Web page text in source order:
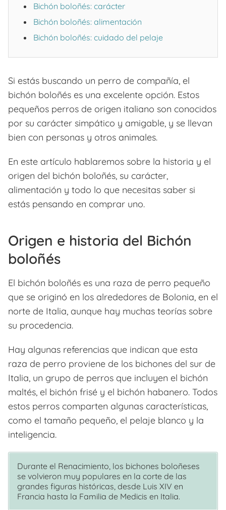
Bichón boloñés: carácter
Bichón boloñés: alimentación
Bichón boloñés: cuidado del pelaje
Si estás buscando un perro de compañía, el
bichón boloñés es una excelente opción. Estos
pequeños perros de origen italiano son conocidos
por su carácter simpático y amigable, y se llevan
bien con personas y otros animales.
En este artículo hablaremos sobre la historia y el
origen del bichón boloñés, su carácter,
alimentación y todo lo que necesitas saber si
estás pensando en comprar uno.
Origen e historia del Bichón
boloñés
El bichón boloñés es una raza de perro pequeño
que se originó en los alrededores de Bolonia, en el
norte de Italia, aunque hay muchas teorías sobre
su procedencia.
Hay algunas referencias que indican que esta
raza de perro proviene de los bichones del sur de
Italia, un grupo de perros que incluyen el bichón
maltés, el bichón frisé y el bichón habanero. Todos
estos perros comparten algunas características,
como el tamaño pequeño, el pelaje blanco y la
inteligencia.
Durante el Renacimiento, los bichones boloñeses
se volvieron muy populares en la corte de las
grandes figuras históricas, desde Luis XIV en
Francia hasta la Familia de Medicis en Italia.